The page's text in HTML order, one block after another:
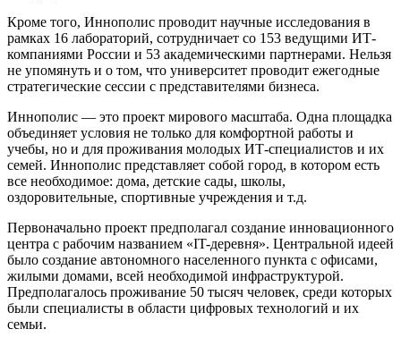
Кроме того, Иннополис проводит научные исследования в
рамках 16 лабораторий, сотрудничает со 153 ведущими ИТ-
компаниями России и 53 академическими партнерами. Нельзя
не упомянуть и о том, что университет проводит ежегодные
стратегические сессии с представителями бизнеса.
Иннополис — это проект мирового масштаба. Одна площадка
объединяет условия не только для комфортной работы и
учебы, но и для проживания молодых ИТ-специалистов и их
семей. Иннополис представляет собой город, в котором есть
все необходимое: дома, детские сады, школы,
оздоровительные, спортивные учреждения и т.д.
Первоначально проект предполагал создание инновационного
центра с рабочим названием «IT-деревня». Центральной идеей
было создание автономного населенного пункта с офисами,
жилыми домами, всей необходимой инфраструктурой.
Предполагалось проживание 50 тысяч человек, среди которых
были специалисты в области цифровых технологий и их
семьи.